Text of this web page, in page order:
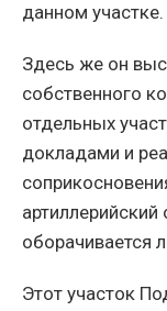
данном участке.
Здесь же он
собственного
отдельных
докладами и
оборачивается
Этот участок